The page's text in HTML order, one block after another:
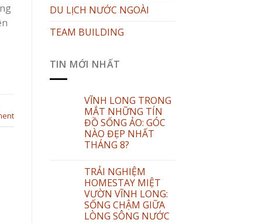
DU LỊCH NƯỚC NGOÀI
TEAM BUILDING
TIN MỚI NHẤT
VĨNH LONG TRONG
MẮT NHỮNG TÍN
ĐỒ SỐNG ẢO: GÓC
NÀO ĐẸP NHẤT
THÁNG 8?
TRẢI NGHIỆM
HOMESTAY MIỆT
VƯỜN VĨNH LONG:
SỐNG CHẬM GIỮA
LÒNG SÔNG NƯỚC